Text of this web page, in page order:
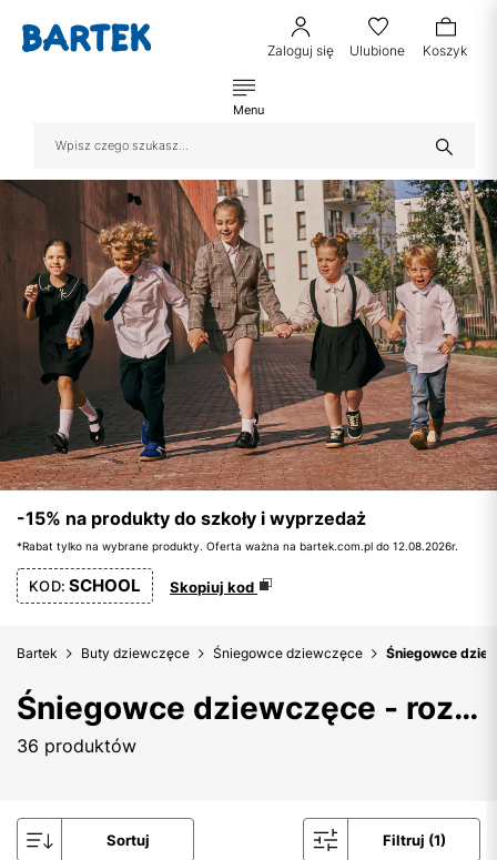
Zaloguj się Ulubione Koszyk
Menu
-15% na produkty do szkoły i wyprzedaż
*Rabat tylko na wybrane produkty. Oferta ważna na bartek.com.pl do 12.08.2026r.
KOD: SCHOOL Skopiuj kod
Bartek Buty dziewczęce Śniegowce dziewczęce Śniegowce
Śniegowce dziewczęce - rozmiar 28
36 produktów
Sortuj Filtruj (1)